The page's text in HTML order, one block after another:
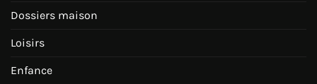
Dossiers maison
Loisirs
Enfance